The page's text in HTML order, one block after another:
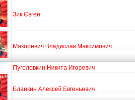
Зик Євген
Макоревич Владислав Максимович
Пуголовкин Никита Игоревич
Бланкин Алексей Евгеньевич